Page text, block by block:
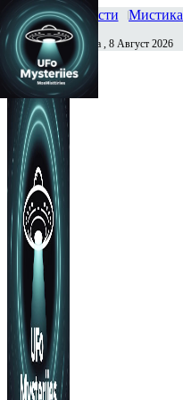
Главная Новости Мистика
Сегодня Суббота , 8 Август 2026